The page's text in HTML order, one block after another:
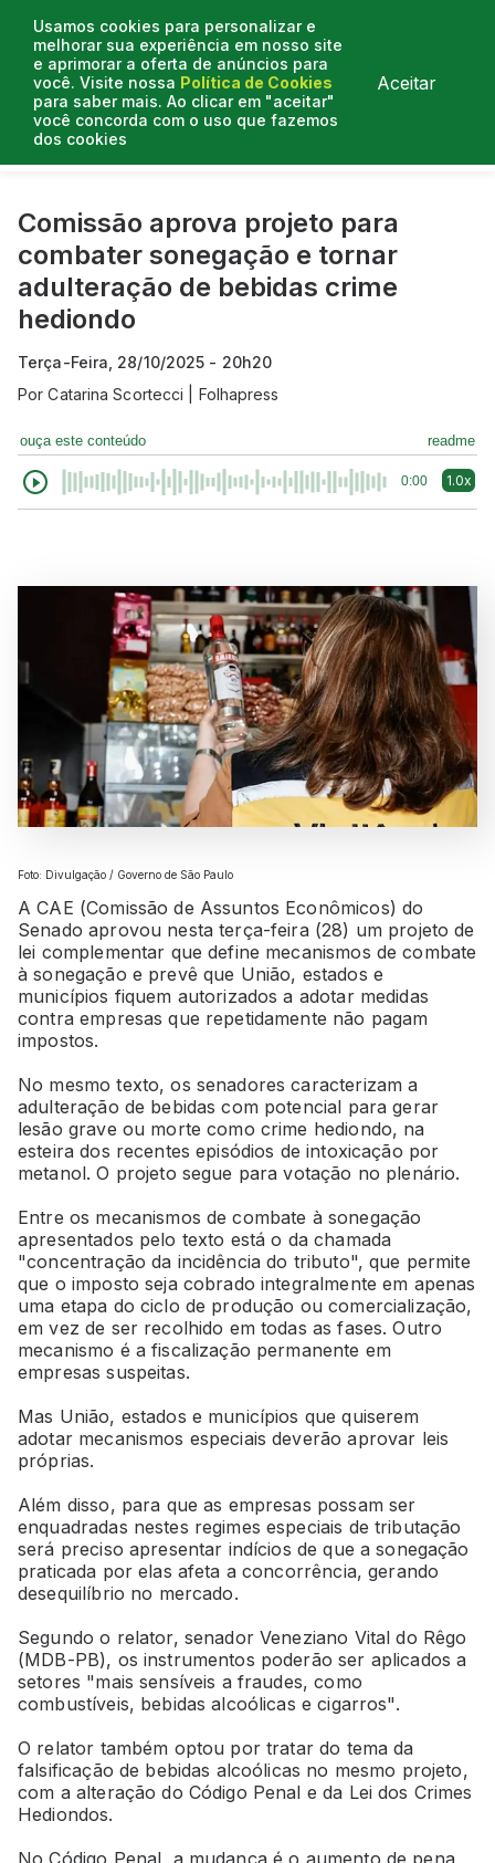
Usamos cookies para personalizar e
melhorar sua experiência em nosso site
e aprimorar a oferta de anúncios para
você. Visite nossa Política de Cookies
para saber mais. Ao clicar em "aceitar"
você concorda com o uso que fazemos
dos cookies
Aceitar
Curtas do Poder
Comissão aprova projeto para
combater sonegação e tornar
adulteração de bebidas crime
hediondo
Terça-Feira, 28/10/2025 - 20h20
PorCatarina Scortecci | Folhapress
ouça este conteúdo readme
0:00 1.0x
Foto: Divulgação / Governo de São Paulo
A CAE (Comissão de Assuntos Econômicos) do
Senado aprovou nesta terça-feira (28) um projeto de
lei complementar que define mecanismos de combate
à sonegação e prevê que União, estados e
municípios fiquem autorizados a adotar medidas
contra empresas que repetidamente não pagam
impostos.
No mesmo texto, os senadores caracterizam a
adulteração de bebidas com potencial para gerar
lesão grave ou morte como crime hediondo, na
esteira dos recentes episódios de intoxicação por
metanol. O projeto segue para votação no plenário.
Entre os mecanismos de combate à sonegação
apresentados pelo texto está o da chamada
"concentração da incidência do tributo", que permite
que o imposto seja cobrado integralmente em apenas
uma etapa do ciclo de produção ou comercialização,
em vez de ser recolhido em todas as fases. Outro
mecanismo é a fiscalização permanente em
empresas suspeitas.
Mas União, estados e municípios que quiserem
adotar mecanismos especiais deverão aprovar leis
próprias.
Além disso, para que as empresas possam ser
enquadradas nestes regimes especiais de tributação
será preciso apresentar indícios de que a sonegação
praticada por elas afeta a concorrência, gerando
desequilíbrio no mercado.
Segundo o relator, senador Veneziano Vital do Rêgo
(MDB-PB), os instrumentos poderão ser aplicados a
setores "mais sensíveis a fraudes, como
combustíveis, bebidas alcoólicas e cigarros".
O relator também optou por tratar do tema da
falsificação de bebidas alcoólicas no mesmo projeto,
com a alteração do Código Penal e da Lei dos Crimes
Hediondos.
No Código Penal, a mudança é o aumento de pena